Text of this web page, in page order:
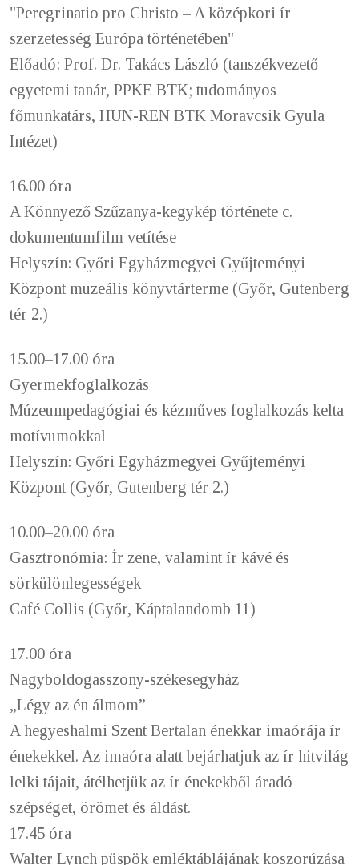
"Peregrinatio pro Christo – A középkori ír
szerzetesség Európa történetében"
Előadó: Prof. Dr. Takács László (tanszékvezető
egyetemi tanár, PPKE BTK; tudományos
főmunkatárs, HUN-REN BTK Moravcsik Gyula
Intézet)
16.00 óra
A Könnyező Szűzanya-kegykép története c.
dokumentumfilm vetítése
Helyszín: Győri Egyházmegyei Gyűjteményi
Központ muzeális könyvtárterme (Győr, Gutenberg
tér 2.)
15.00–17.00 óra
Gyermekfoglalkozás
Múzeumpedagógiai és kézműves foglalkozás kelta
motívumokkal
Helyszín: Győri Egyházmegyei Gyűjteményi
Központ (Győr, Gutenberg tér 2.)
10.00–20.00 óra
Gasztronómia: Ír zene, valamint ír kávé és
sörkülönlegességek
Café Collis (Győr, Káptalandomb 11)
17.00 óra
Nagyboldogasszony-székesegyház
„Légy az én álmom”
A hegyeshalmi Szent Bertalan énekkar imaórája ír
énekekkel. Az imaóra alatt bejárhatjuk az ír hitvilág
lelki tájait, átélhetjük az ír énekekből áradó
szépséget, örömet és áldást.
17.45 óra
Walter Lynch püspök emléktáblájának koszorúzása